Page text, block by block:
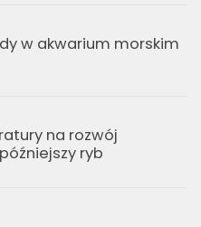
w akwarium morskim
na rozwój
ryb